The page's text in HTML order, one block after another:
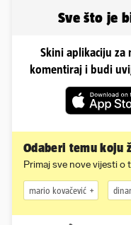
Sve što je
Skini aplikaciju za
komentiraj i budi
Odaberi temu koju
Primaj sve nove vijesti o
mario kovačević